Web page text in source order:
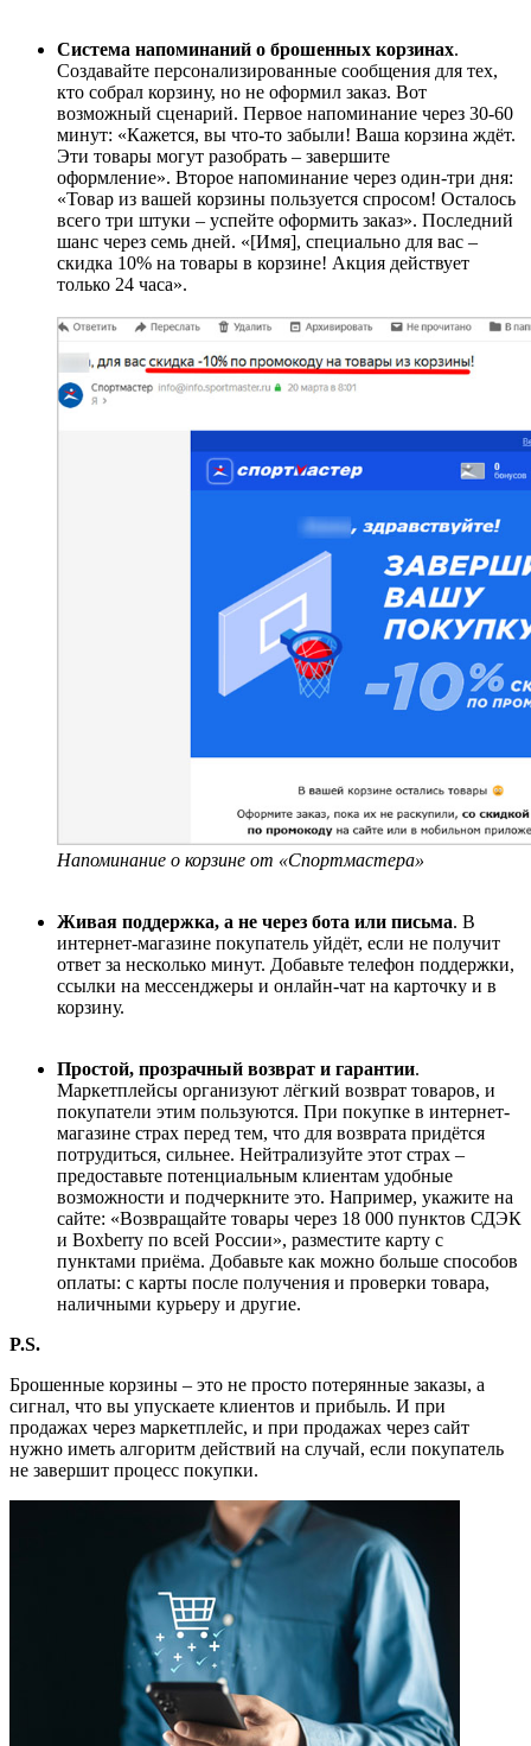
Система напоминаний о брошенных корзинах.
Создавайте персонализированные сообщения для тех,
кто собрал корзину, но не оформил заказ. Вот
возможный сценарий. Первое напоминание через 30-60
минут: «Кажется, вы что-то забыли! Ваша корзина ждёт.
Эти товары могут разобрать – завершите
оформление». Второе напоминание через один-три дня:
«Товар из вашей корзины пользуется спросом! Осталось
всего три штуки – успейте оформить заказ». Последний
шанс через семь дней. «[Имя], специально для вас –
скидка 10% на товары в корзине! Акция действует
только 24 часа».
Напоминание о корзине от «Спортмастера»
Живая поддержка, а не через бота или письма. В
интернет-магазине покупатель уйдёт, если не получит
ответ за несколько минут. Добавьте телефон поддержки,
ссылки на мессенджеры и онлайн-чат на карточку и в
корзину.
Простой, прозрачный возврат и гарантии.
Маркетплейсы организуют лёгкий возврат товаров, и
покупатели этим пользуются. При покупке в интернет-
магазине страх перед тем, что для возврата придётся
потрудиться, сильнее. Нейтрализуйте этот страх –
предоставьте потенциальным клиентам удобные
возможности и подчеркните это. Например, укажите на
сайте: «Возвращайте товары через 18 000 пунктов СДЭК
и Boxberry по всей России», разместите карту с
пунктами приёма. Добавьте как можно больше способов
оплаты: с карты после получения и проверки товара,
наличными курьеру и другие.
P.S.
Брошенные корзины – это не просто потерянные заказы, а
сигнал, что вы упускаете клиентов и прибыль. И при
продажах через маркетплейс, и при продажах через сайт
нужно иметь алгоритм действий на случай, если покупатель
не завершит процесс покупки.